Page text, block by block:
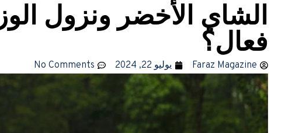
الشاي الأخضر ونزول
فعال؟
Faraz Magazine يوليو 22, 2024 No Comments